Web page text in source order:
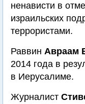
ненависти в
израильских
террористами.
Раввин Авраам
2014 года в
в Иерусалиме.
Журналист